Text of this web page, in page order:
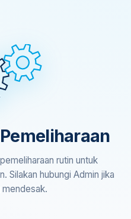
rutin untuk
Silakan hubungi Admin jika
mendesak.